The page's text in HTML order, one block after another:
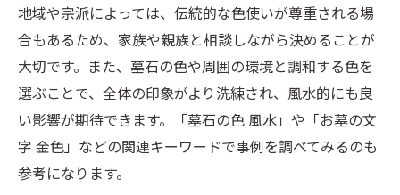
地域や宗派によっては、伝統的な色使いが尊重される場
合もあるため、家族や親族と相談しながら決めることが
大切です。また、墓石の色や周囲の環境と調和する色を
選ぶことで、全体の印象がより洗練され、風水的にも良
い影響が期待できます。「墓石の色 風水」や「お墓の文
字 金色」などの関連キーワードで事例を調べてみるのも
参考になります。